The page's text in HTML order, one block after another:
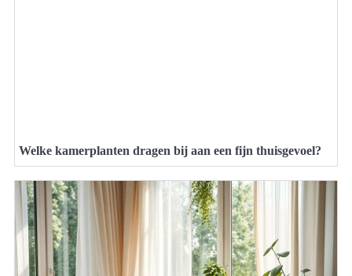
Welke kamerplanten dragen bij aan een fijn thuisgevoel?